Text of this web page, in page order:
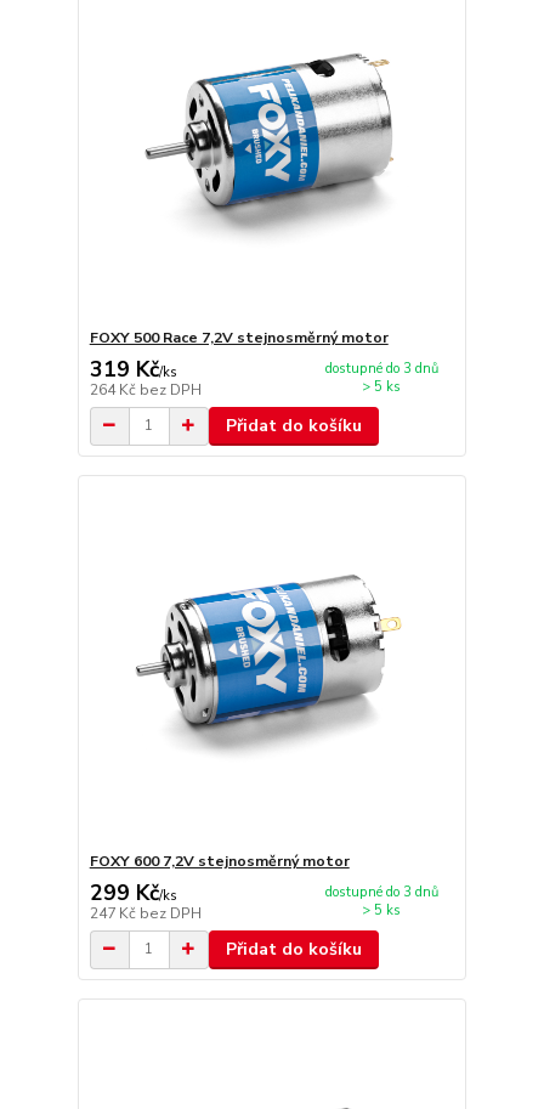
FOXY 500 Race 7,2V stejnosměrný motor
319 Kč/ks
264 Kč bez DPH
dostupné do 3 dnů
> 5 ks
Přidat do košíku
FOXY 600 7,2V stejnosměrný motor
299 Kč/ks
247 Kč bez DPH
dostupné do 3 dnů
> 5 ks
Přidat do košíku